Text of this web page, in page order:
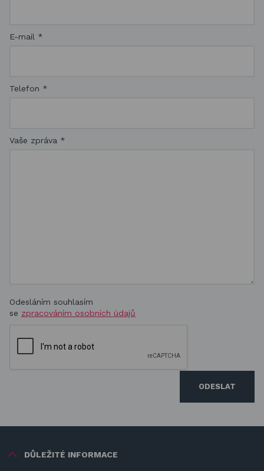
E-mail *
Telefon *
Vaše zpráva *
Odesláním souhlasím
se zpracováním osobních údajů
ODESLAT
DŮLEŽITÉ INFORMACE